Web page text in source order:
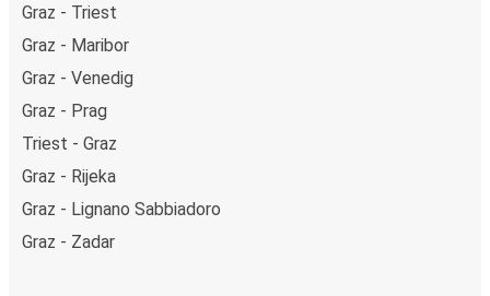
Graz - Triest
Graz - Maribor
Graz - Venedig
Graz - Prag
Triest - Graz
Graz - Rijeka
Graz - Lignano Sabbiadoro
Graz - Zadar